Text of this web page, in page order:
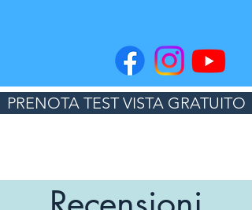
PRENOTA TEST VISTA GRATUITO